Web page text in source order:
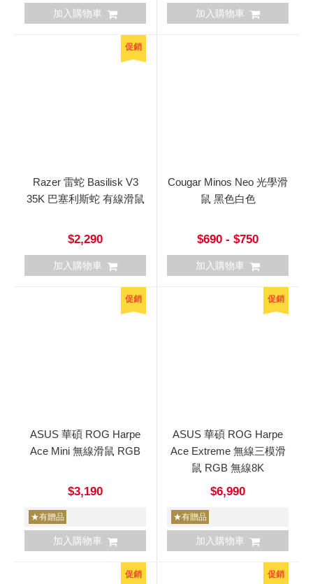
加入購物車 加入購物車
促銷
Razer 雷蛇 Basilisk V3
35K 巴塞利斯蛇 有線滑鼠
$2,290
加入購物車
Cougar Minos Neo 光學滑
鼠 黑色白色
$690 - $750
加入購物車
促銷
ASUS 華碩 ROG Harpe
Ace Mini 無線滑鼠 RGB
$3,190
★有贈品
加入購物車
促銷
ASUS 華碩 ROG Harpe
Ace Extreme 無線三模滑
鼠 RGB 無線8K
$6,990
★有贈品
加入購物車
促銷 促銷